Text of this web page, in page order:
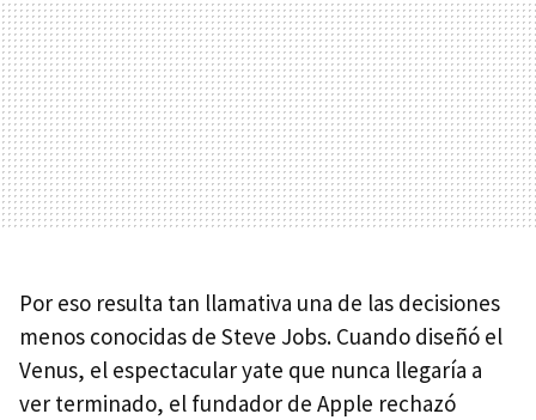
Por eso resulta tan llamativa una de las decisiones
menos conocidas de Steve Jobs. Cuando diseñó el
Venus, el espectacular yate que nunca llegaría a
ver terminado, el fundador de Apple rechazó